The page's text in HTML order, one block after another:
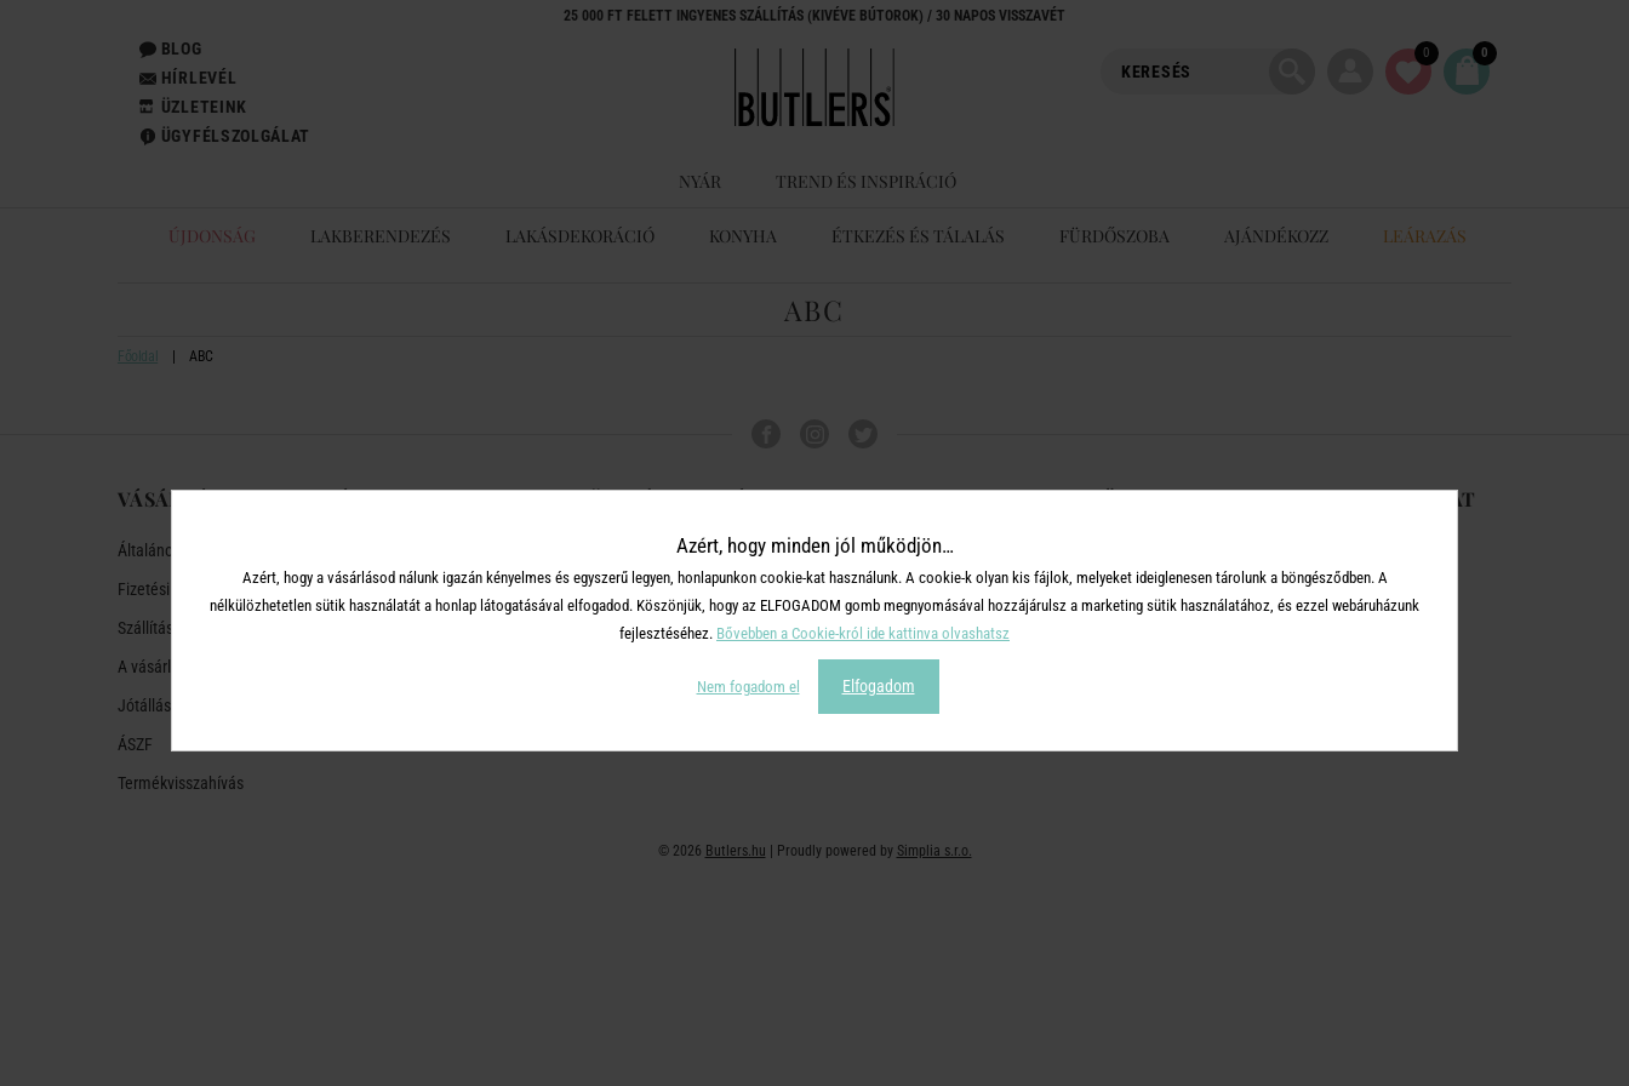
25 000 FT FELETT INGYENES SZÁLLÍTÁS (KIVÉVE BÚTOROK) / 30 NAPOS VISSZAVÉT
BLOG
HÍRLEVÉL
ÜZLETEINK
ÜGYFÉLSZOLGÁLAT
0 0
NYÁR TREND ÉS INSPIRÁCIÓ
ÚJDONSÁG LAKBERENDEZÉS LAKÁSDEKORÁCIÓ KONYHA ÉTKEZÉS ÉS TÁLALÁS FÜRDŐSZOBA AJÁNDÉKOZZ LEÁRAZÁS
ABC
Főoldal ABC
VÁSÁRLÁSI TUDNIVALÓK
Általános tudnivalók
Fizetési módok
Szállítási módok és költségek
A vásárlástól való ellálás
Jótállás
ÁSZF
Termékvisszahívás
ÜGYFÉLSZOLGÁLAT
+36 30 726 9588 ( H-P: 10-16 )
webshop@butlers.hu
A BUTLERS-RŐL
Impresszum
Ajándékkártya
KAPCSOLAT
Elérhetőségek
© 2026 Butlers.hu | Proudly powered by Simplia s.r.o.
Azért, hogy minden jól működjön…
Azért, hogy a vásárlásod nálunk igazán kényelmes és egyszerű legyen, honlapunkon cookie-kat használunk. A cookie-k olyan kis fájlok, melyeket ideiglenesen tárolunk a böngésződben. A
nélkülözhetetlen sütik használatát a honlap látogatásával elfogadod. Köszönjük, hogy az ELFOGADOM gomb megnyomásával hozzájárulsz a marketing sütik használatához, és ezzel webáruházunk
fejlesztéséhez. Bővebben a Cookie-król ide kattinva olvashatsz
Nem fogadom el Elfogadom